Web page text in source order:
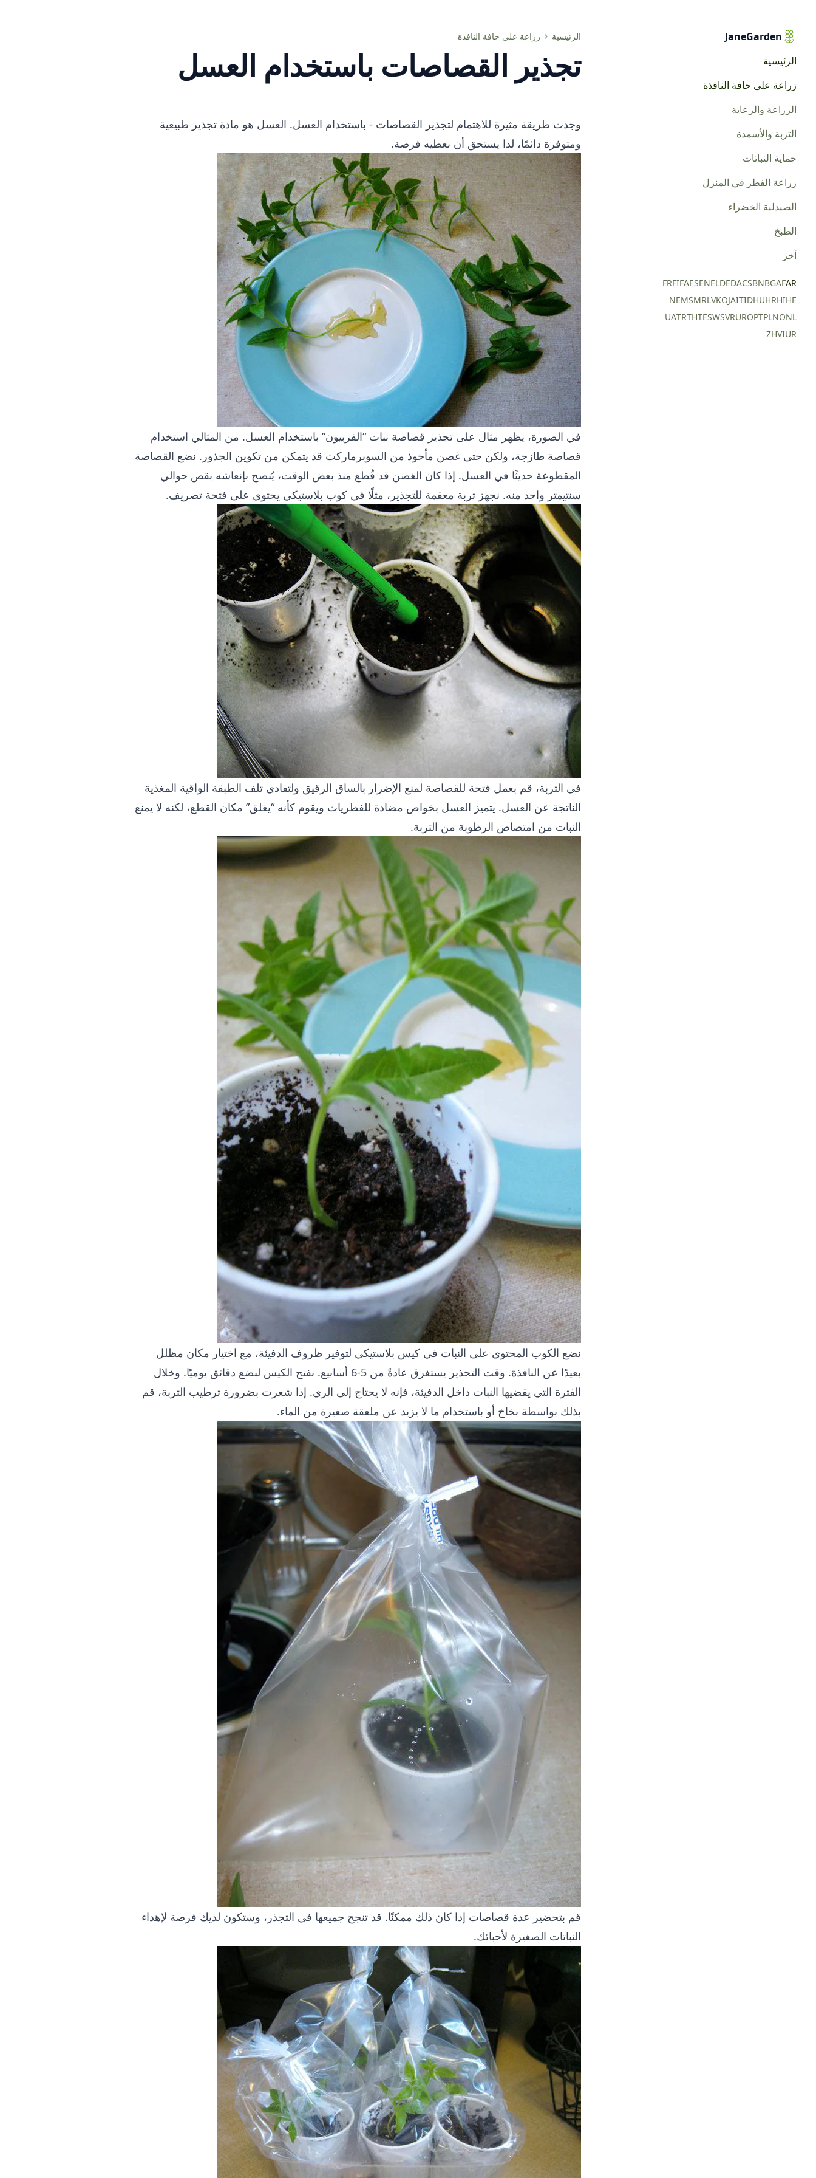
JaneGarden
الرئيسية
زراعة على حافة النافذة
الزراعة والرعاية
التربة والأسمدة
حماية النباتات
زراعة الفطر في المنزل
الصيدلية الخضراء
الطبخ
آخر
AR
AF
BG
BN
CS
DA
DE
EL
EN
ES
FA
FI
FR
HE
HI
HR
HU
ID
IT
JA
KO
LV
MR
MS
NE
NL
NO
PL
PT
RO
RU
SV
SW
TE
TH
TR
UA
UR
VI
ZH
الرئيسية زراعة على حافة النافذة تجذير القصاصات باستخدام العسل
تجذير القصاصات باستخدام العسل
وجدت طريقة مثيرة للاهتمام لتجذير القصاصات - باستخدام العسل. العسل هو مادة تجذير طبيعية
ومتوفرة دائمًا، لذا يستحق أن نعطيه فرصة.
في الصورة، يظهر مثال على تجذير قصاصة نبات “الفربيون” باستخدام العسل. من المثالي استخدام
قصاصة طازجة، ولكن حتى غصن مأخوذ من السوبرماركت قد يتمكن من تكوين الجذور. نضع القصاصة
المقطوعة حديثًا في العسل. إذا كان الغصن قد قُطع منذ بعض الوقت، يُنصح بإنعاشه بقص حوالي
سنتيمتر واحد منه. نجهز تربة معقمة للتجذير، مثلًا في كوب بلاستيكي يحتوي على فتحة تصريف.
في التربة، قم بعمل فتحة للقصاصة لمنع الإضرار بالساق الرقيق ولتفادي تلف الطبقة الواقية المغذية
الناتجة عن العسل. يتميز العسل بخواص مضادة للفطريات ويقوم كأنه “يغلق” مكان القطع، لكنه لا يمنع
النبات من امتصاص الرطوبة من التربة.
نضع الكوب المحتوي على النبات في كيس بلاستيكي لتوفير ظروف الدفيئة، مع اختيار مكان مظلل
بعيدًا عن النافذة. وقت التجذير يستغرق عادةً من 5-6 أسابيع. نفتح الكيس لبضع دقائق يوميًا. وخلال
الفترة التي يقضيها النبات داخل الدفيئة، فإنه لا يحتاج إلى الري. إذا شعرت بضرورة ترطيب التربة، قم
بذلك بواسطة بخاخ أو باستخدام ما لا يزيد عن ملعقة صغيرة من الماء.
قم بتحضير عدة قصاصات إذا كان ذلك ممكنًا. قد تنجح جميعها في التجذر، وستكون لديك فرصة لإهداء
النباتات الصغيرة لأحبائك.